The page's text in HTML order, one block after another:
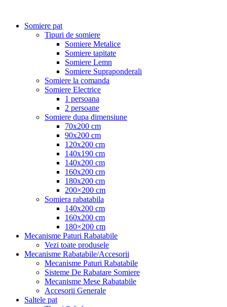
Somiere pat
Tipuri de somiere
Somiere Metalice
Somiere tapitate
Somiere Lemn
Somiere Supraponderali
Somiere la comanda
Somiere Electrice
1 persoana
2 persoane
Somiere dupa dimensiune
70x200 cm
90x200 cm
120x200 cm
140x190 cm
140x200 cm
160x200 cm
180x200 cm
200×200 cm
Somiera rabatabila
140x200 cm
160x200 cm
180×200 cm
Mecanisme Paturi Rabatabile
Vezi toate produsele
Mecanisme Rabatabile/Accesorii
Mecanisme Paturi Rabatabile
Sisteme De Rabatare Somiere
Mecanisme Mese Rabatabile
Accesorii Generale
Saltele pat